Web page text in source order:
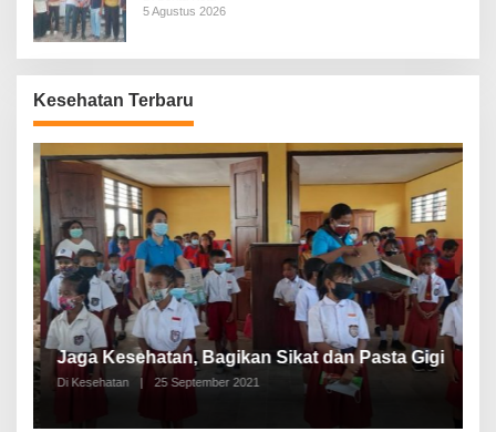
5 Agustus 2026
Kesehatan Terbaru
Jaga Kesehatan, Bagikan Sikat dan Pasta Gigi
Di Kesehatan 25 September 2021